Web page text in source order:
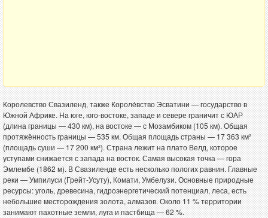
Королевство Свазиленд, также Короле́вство Эсватини — государство в
Южной Африке. На юге, юго-востоке, западе и севере граничит с ЮАР
(длина границы — 430 км), на востоке — с Мозамбиком (105 км). Общая
протяжённость границы — 535 км. Общая площадь страны — 17 363 км²
(площадь суши — 17 200 км²). Страна лежит на плато Велд, которое
уступами снижается с запада на восток. Самая высокая точка — гора
Эмлембе (1862 м). В Свазиленде есть несколько пологих равнин. Главные
реки — Умпилуси (Грейт-Усуту), Комати, Умбелузи. Основные природные
ресурсы: уголь, древесина, гидроэнергетический потенциал, леса, есть
небольшие месторождения золота, алмазов. Около 11 % территории
занимают пахотные земли, луга и пастбища — 62 %.